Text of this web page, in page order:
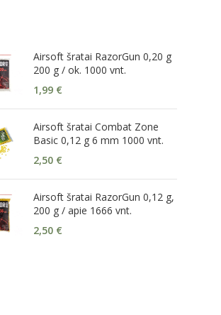
Airsoft šratai RazorGun 0,20 g
200 g / ok. 1000 vnt.
1,99 €
Airsoft šratai Combat Zone
Basic 0,12 g 6 mm 1000 vnt.
2,50 €
Airsoft šratai RazorGun 0,12 g,
200 g / apie 1666 vnt.
2,50 €